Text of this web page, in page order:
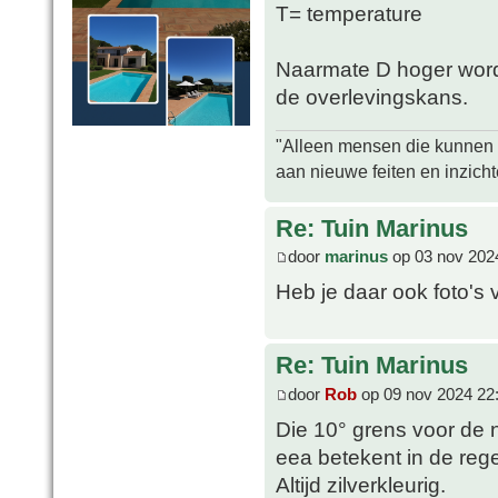
T= temperature
Naarmate D hoger
de overlevingskans.
"Alleen mensen die
aan nieuwe feiten en
Re: Tuin Marinus
door marinus op 03 nov
Heb je daar ook foto's
Re: Tuin Marinus
door Rob op 09 nov 2024
Die 10° grens voor de
eea betekent in de
Altijd zilverkleurig.